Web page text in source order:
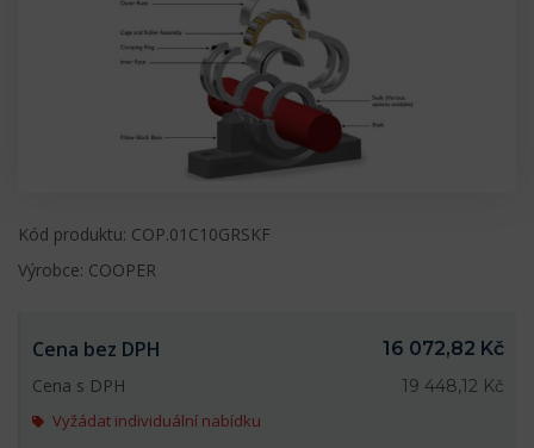
Kód produktu: COP.01C10GRSKF
Výrobce: COOPER
Cena bez DPH
16 072,82 Kč
Cena s DPH
19 448,12 Kč
Vyžádat individuální nabídku